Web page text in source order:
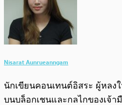
Nisarat Aunrueanngam
นักเขียนคอนเทนต์อิสระ ผู้หลง
บนบล็อกเชนและกลไกของเจ้